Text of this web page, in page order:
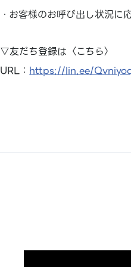
・お客様のお呼び出し状況に
▽友だち登録は〈こちら〉
URL： https://lin.ee/